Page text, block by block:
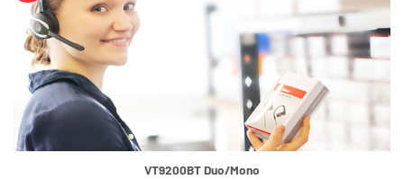
VT9200BT Duo/Mono